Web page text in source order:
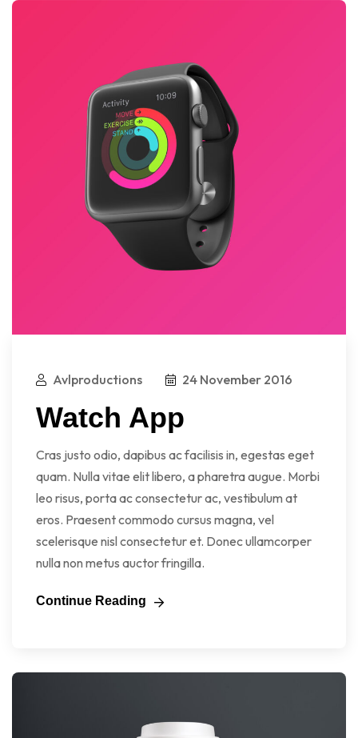
Avlproductions 24 November 2016
Watch App
Cras justo odio, dapibus ac facilisis in, egestas eget
quam. Nulla vitae elit libero, a pharetra augue. Morbi
leo risus, porta ac consectetur ac, vestibulum at
eros. Praesent commodo cursus magna, vel
scelerisque nisl consectetur et. Donec ullamcorper
nulla non metus auctor fringilla.
Continue Reading